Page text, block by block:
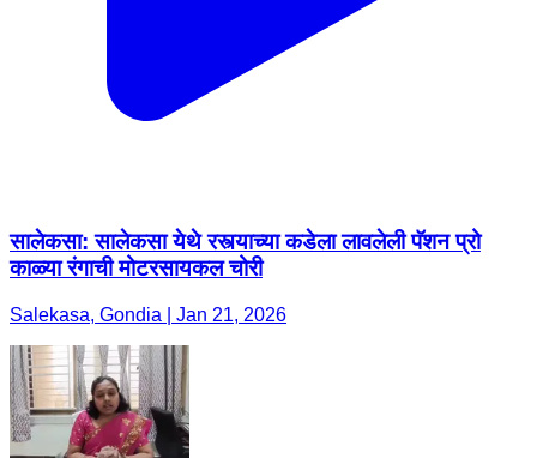
सालेकसा: सालेकसा येथे रस्त्याच्या कडेला लावलेली पॅशन प्रो
काळ्या रंगाची मोटरसायकल चोरी
Salekasa, Gondia | Jan 21, 2026